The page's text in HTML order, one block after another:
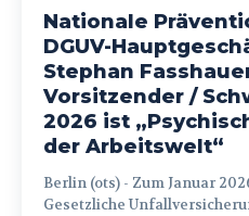
Nationale
DGUV-
Stephan
Vorsitzender /
2026 ist
der Arbeitswelt“
Berlin (ots) - Zum Januar 2026 hat die Deutsche
Gesetzliche